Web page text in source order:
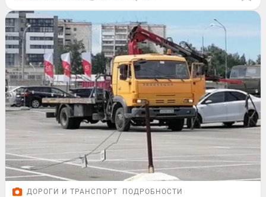
ДОРОГИ И ТРАНСПОРТ ПОДРОБНОСТИ